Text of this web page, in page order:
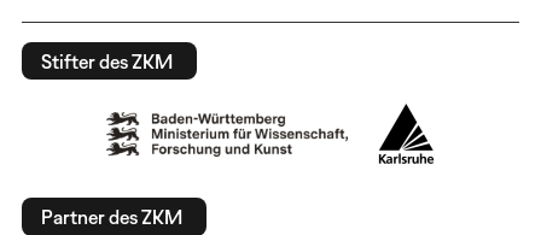
Stifter des ZKM
Partner des ZKM